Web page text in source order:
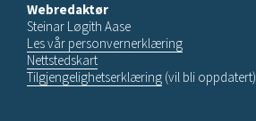
Webredaktør
Steinar Løgith Aase
Les vår personvernerklæring
Nettstedskart
Tilgjengelighetserklæring (vil bli oppdatert)